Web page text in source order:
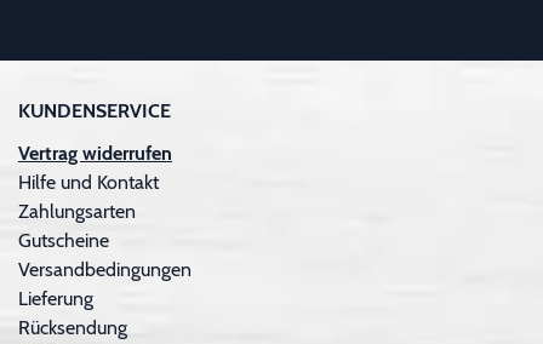
KUNDENSERVICE
Vertrag widerrufen
Hilfe und Kontakt
Zahlungsarten
Gutscheine
Versandbedingungen
Lieferung
Rücksendung